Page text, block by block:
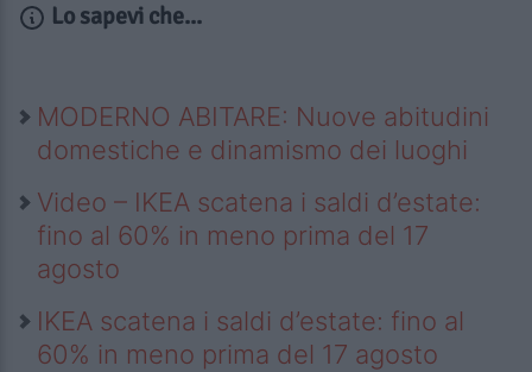
Lo sapevi che...
MODERNO ABITARE: Nuove abitudini
domestiche e dinamismo dei luoghi
Video – IKEA scatena i saldi d’estate:
fino al 60% in meno prima del 17
agosto
IKEA scatena i saldi d’estate: fino al
60% in meno prima del 17 agosto